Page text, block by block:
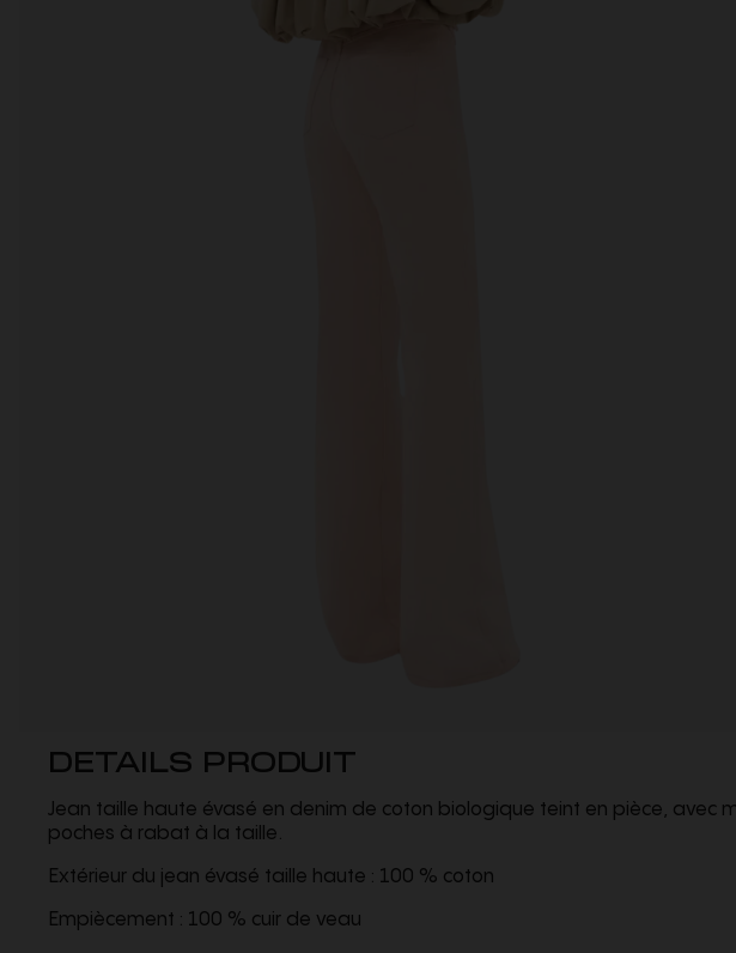
DETAILS PRODUIT
Jean taille haute évasé en denim de coton biologique teint en pièce, avec
poches à rabat à la taille.
Extérieur du jean évasé taille haute : 100 % coton
Empiècement : 100 % cuir de veau